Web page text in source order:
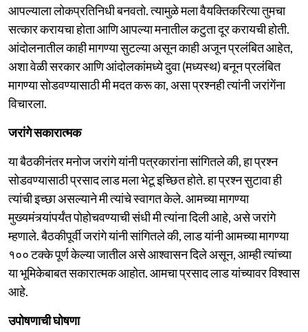
आपल्याला लोकप्रतिनिधी बनवतो. त्यामुळे मला वैयक्तिकरित्या तुमचा
सत्कार करायचा होता आणि आपल्या मनातील कटुता दूर करायची होती.
आंदोलनातील काही मागण्या सुटल्या असून काही अजून प्रलंबित आहेत,
अशा वेळी सरकार आणि आंदोलकांमध्ये दुवा (मध्यस्थ) बनून प्रलंबित
मागण्या सोडवण्यासाठी मी मदत करू का, असा प्रश्नही त्यांनी जरांगेंना
विचारला.
जरांगे सकारात्मक
या बैठकीनंतर मनोज जरांगे यांनी पत्रकारांना सांगितले की, हा प्रश्न
सोडवण्यासाठी प्रसाद लाड मला भेटू इच्छित होते. हा प्रश्न सुटावा ही
त्यांची इच्छा असल्याने मी त्यांचे स्वागत केले. आमच्या मागण्या
मुख्यमंत्र्यांपर्यंत पोहोचवण्याची संधी मी त्यांना दिली आहे, असे जरांगे
म्हणाले. बैठकीपूर्वी जरांगे यांनी सांगितले की, लाड यांनी आमच्या मागण्या
१०० टक्के पूर्ण केल्या जातील असे आश्वासन दिले असून, आम्ही त्यांच्या
या भूमिकेबाबत सकारात्मक आहोत. आमचा प्रसाद लाड यांच्यावर विश्वास
आहे.
उपोषणाची घोषणा